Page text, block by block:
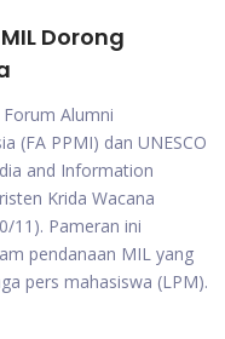
Dorong
Forum Alumni
(FA PPMI) dan UNESCO
and Information
Krida Wacana
11). Pameran ini
pendanaan MIL yang
pers mahasiswa (LPM).